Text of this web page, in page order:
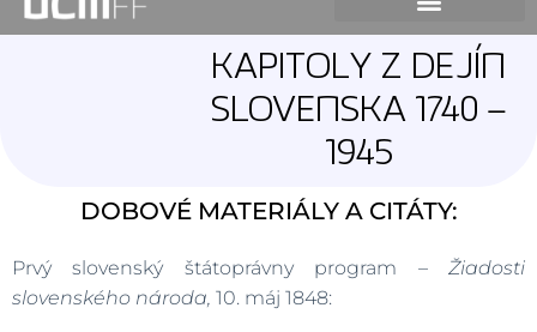
KAPITOLY Z DEJÍN
SLOVENSKA 1740 –
1945
DOBOVÉ MATERIÁLY A CITÁTY:
Prvý slovenský štátoprávny program – Žiadosti
slovenského národa, 10. máj 1848: